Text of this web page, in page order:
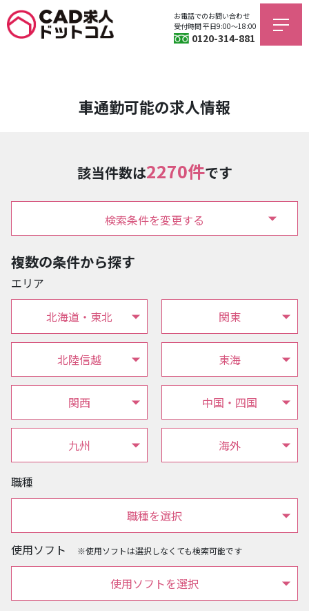
お電話でのお問い合わせ
受付時間 平日9:00〜18:00
0120-314-881
車通勤可能の求人情報
該当件数は2270件です
検索条件を変更する
複数の条件から探す
エリア
北海道・東北 関東
北陸信越 東海
関西 中国・四国
九州 海外
職種
職種を選択
使用ソフト ※使用ソフトは選択しなくても検索可能です
使用ソフトを選択